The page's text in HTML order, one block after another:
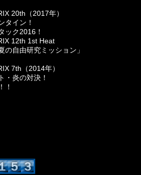
20th（2017年）
タイン！
ック2016！
12th 1st Heat
の自由研究ミッション」
7th（2014年）
・炎の対決！
！